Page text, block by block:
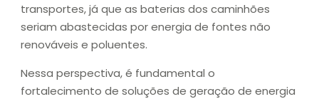
transportes, já que as baterias dos caminhões
seriam abastecidas por energia de fontes não
renováveis e poluentes.
Nessa perspectiva, é fundamental o
fortalecimento de soluções de geração de energia